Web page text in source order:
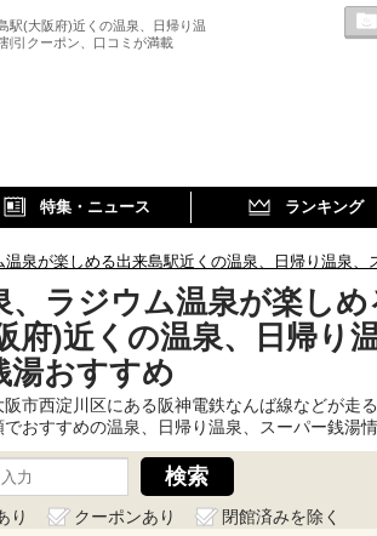
駅(大阪府)近くの温泉、日帰り温
引クーポン、口コミが満載
特集・ニュース ランキング
温泉が楽しめる出来島駅近くの温泉、日帰り温泉、
、ラジウム温泉が楽しめ
府)近くの温泉、日帰り温
湯おすすめ
市西淀川区にある阪神電鉄なんば線などが走
おすすめの温泉、日帰り温泉、スーパー銭湯
り クーポンあり
閉館済みを除く